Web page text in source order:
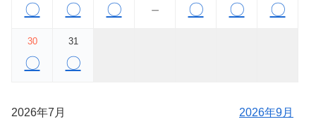
〇 〇 〇 － 〇 〇 〇
30
〇
31
〇
2026年7月 2026年9月